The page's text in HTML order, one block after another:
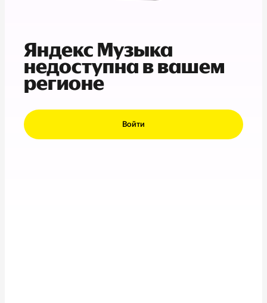
Яндекс Музыка
недоступна в вашем
регионе
Войти